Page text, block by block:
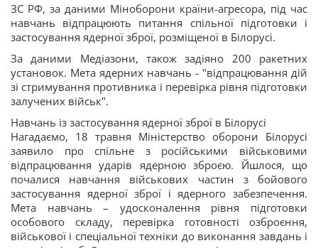
ЗС РФ, за даними Міноборони країни-агресора, під час
навчань відпрацюють питання спільної підготовки і
застосування ядерної зброї, розміщеної в Білорусі.
За даними Медіазони, також задіяно 200 ракетних
установок. Мета ядерних навчань - "відпрацювання дій
зі стримування противника і перевірка рівня підготовки
залучених військ".
Навчань із застосування ядерної зброї в Білорусі
Нагадаємо, 18 травня Міністерство оборони Білорусі
заявило про спільне з російськими військовими
відпрацювання ударів ядерною зброєю. Йшлося, що
почалися навчання військових частин з бойового
застосування ядерної зброї і ядерного забезпечення.
Мета навчань – удосконалення рівня підготовки
особового складу, перевірка готовності озброєння,
військової і спеціальної техніки до виконання завдань і